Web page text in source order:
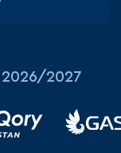
2027